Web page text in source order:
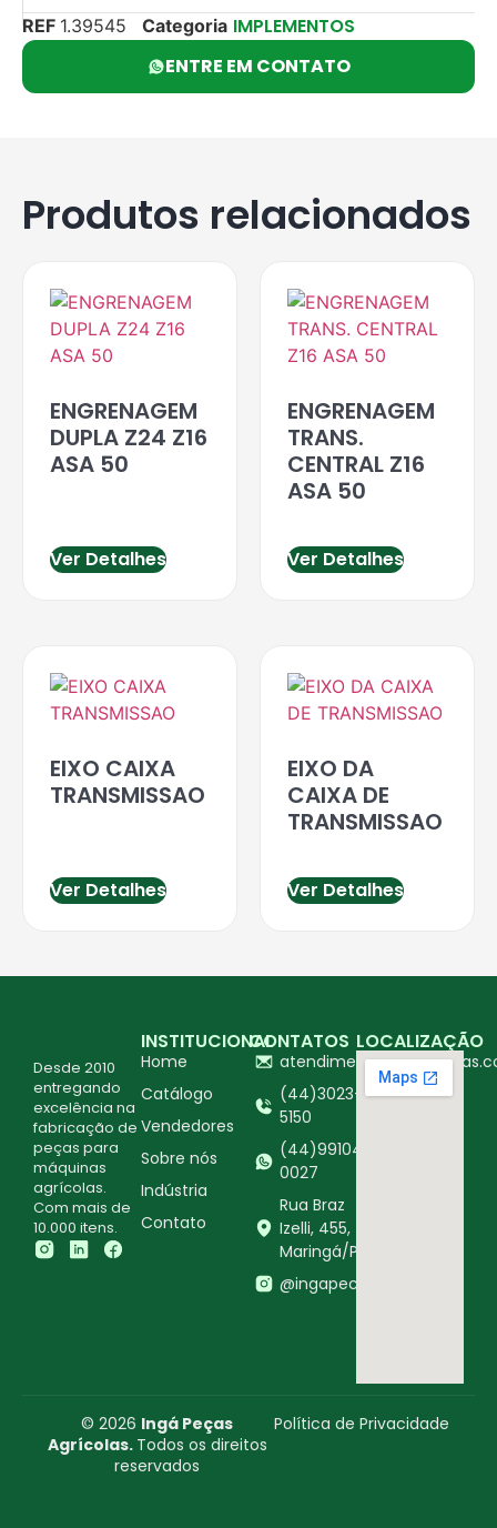
REF 1.39545 Categoria IMPLEMENTOS
ENTRE EM CONTATO
Produtos relacionados
ENGRENAGEM
DUPLA Z24 Z16
ASA 50
Ver Detalhes
ENGRENAGEM
TRANS.
CENTRAL Z16
ASA 50
Ver Detalhes
EIXO CAIXA
TRANSMISSAO
Ver Detalhes
EIXO DA
CAIXA DE
TRANSMISSAO
Ver Detalhes
Desde 2010
entregando
excelência na
fabricação de
peças para
máquinas
agrícolas.
Com mais de
10.000 itens.
INSTITUCIONAL
Home
Catálogo
Vendedores
Sobre nós
Indústria
Contato
CONTATOS
(44)3023-
5150
(44)99104-
0027
Rua Braz
Izelli, 455,
Maringá/PR
@ingapecasagricolas
LOCALIZAÇÃO
© 2026 Ingá Peças
Agrícolas. Todos os direitos
reservados
Política de Privacidade